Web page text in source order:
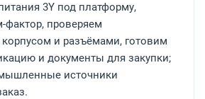
3Y под платформу,
проверяем
и разъёмами, готовим
и документы для закупки;
источники